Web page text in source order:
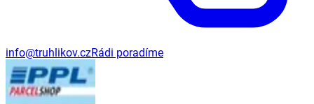
info@truhlikov.czRádi poradíme